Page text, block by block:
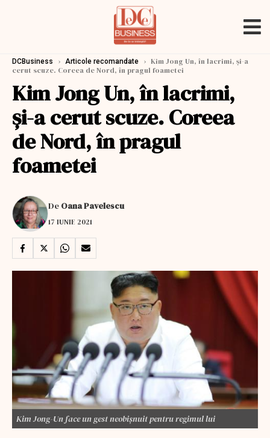
DCBusiness › Articole recomandate › Kim Jong Un, în lacrimi, și-a
cerut scuze. Coreea de Nord, în pragul foametei
Kim Jong Un, în lacrimi,
și-a cerut scuze. Coreea
de Nord, în pragul
foametei
De Oana Pavelescu
17 IUNIE 2021
Kim Jong-Un face un gest neobișnuit pentru regimul lui